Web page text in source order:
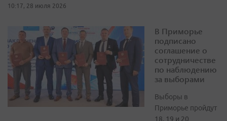
10:17, 28 июля 2026
В Приморье
подписано
соглашение о
сотрудничестве
по наблюдению
за выборами
Выборы в
Приморье пройдут
18, 19 и 20